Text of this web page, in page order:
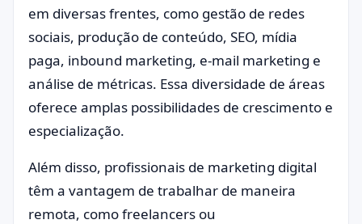
em diversas frentes, como gestão de redes
sociais, produção de conteúdo, SEO, mídia
paga, inbound marketing, e-mail marketing e
análise de métricas. Essa diversidade de áreas
oferece amplas possibilidades de crescimento e
especialização.
Além disso, profissionais de marketing digital
têm a vantagem de trabalhar de maneira
remota, como freelancers ou